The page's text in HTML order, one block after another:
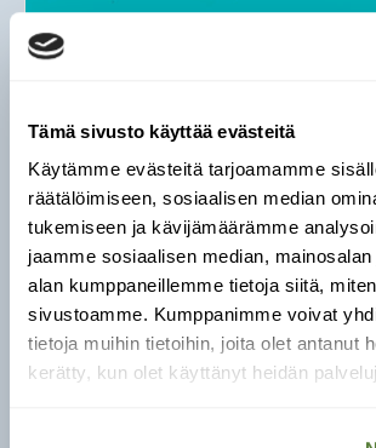
Tämä sivusto käyttää evästeitä
Käytämme evästeitä tarjoamamme
räätälöimiseen, sosiaalisen median
tukemiseen ja kävijämäärämme
jaamme sosiaalisen median,
alan kumppaneillemme tietoja siitä,
sivustoamme. Kumppanimme voivat
tietoja muihin tietoihin, joita olet antanut
kerätty, kun olet käyttänyt heidän
Isä, poika ja
Patrik Svenssoninluova
testamentti(Tammi 2020) teki
vaikutuksen. Kirjassa yhdistyvät
salaperäinen ankerias ja kirjailijan
isäänsä.